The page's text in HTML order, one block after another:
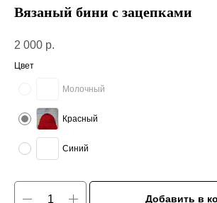
Вязаный бини с зацепками
2 000 р.
Цвет
Молочный
Красный
Синий
Добавить в